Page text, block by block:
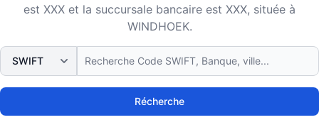
est XXX et la succursale bancaire est XXX, située à
WINDHOEK.
Récherche